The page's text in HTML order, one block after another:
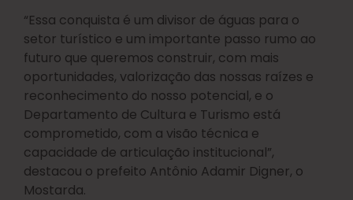
“Essa conquista é um divisor de águas para o
setor turístico e um importante passo rumo ao
futuro que queremos construir, com mais
oportunidades, valorização das nossas raízes e
reconhecimento do nosso potencial, e o
Departamento de Cultura e Turismo está
comprometido, com a visão técnica e
capacidade de articulação institucional”,
destacou o prefeito Antônio Adamir Digner, o
Mostarda.